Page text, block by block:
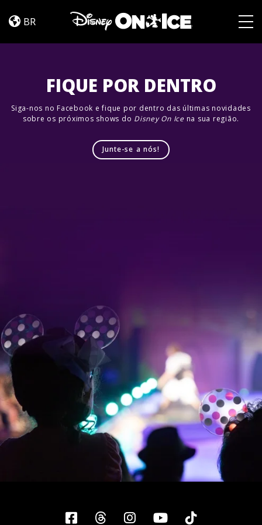
In!BR
FIQUE POR DENTRO
Siga-nos no Facebook e fique por dentro das últimas novidades
sobre os próximos shows do Disney On Icena sua região.
Junte-se a nós!
Facebook
ThreadsInstagram
YouTubeTiktok